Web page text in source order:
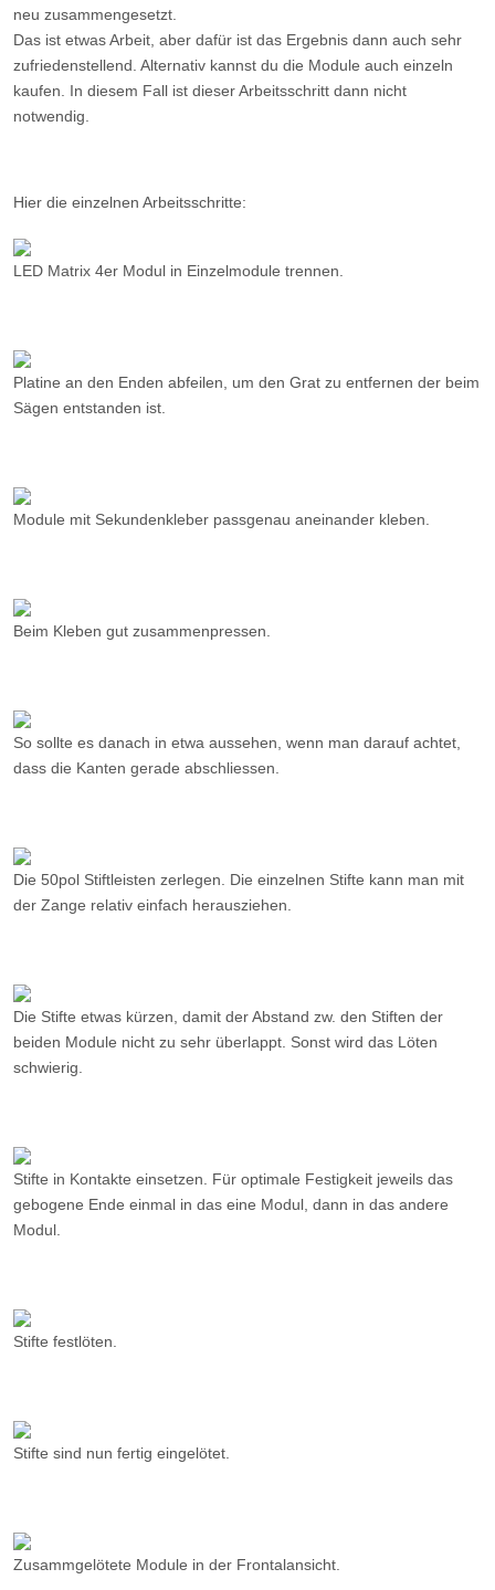
neu zusammengesetzt.
Das ist etwas Arbeit, aber dafür ist das Ergebnis dann auch sehr
zufriedenstellend. Alternativ kannst du die Module auch einzeln
kaufen. In diesem Fall ist dieser Arbeitsschritt dann nicht
notwendig.
Hier die einzelnen Arbeitsschritte:
LED Matrix 4er Modul in Einzelmodule trennen.
Platine an den Enden abfeilen, um den Grat zu entfernen der beim
Sägen entstanden ist.
Module mit Sekundenkleber passgenau aneinander kleben.
Beim Kleben gut zusammenpressen.
So sollte es danach in etwa aussehen, wenn man darauf achtet,
dass die Kanten gerade abschliessen.
Die 50pol Stiftleisten zerlegen. Die einzelnen Stifte kann man mit
der Zange relativ einfach herausziehen.
Die Stifte etwas kürzen, damit der Abstand zw. den Stiften der
beiden Module nicht zu sehr überlappt. Sonst wird das Löten
schwierig.
Stifte in Kontakte einsetzen. Für optimale Festigkeit jeweils das
gebogene Ende einmal in das eine Modul, dann in das andere
Modul.
Stifte festlöten.
Stifte sind nun fertig eingelötet.
Zusammgelötete Module in der Frontalansicht.